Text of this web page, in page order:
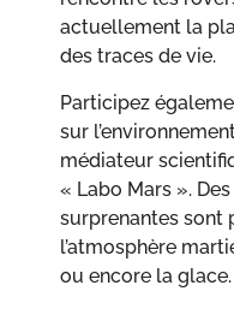
actuellement la
des traces de vie.
Participez
sur
médiateur
« Labo Mars ».
surprenantes sont
l’atmosphère
ou encore la glace.